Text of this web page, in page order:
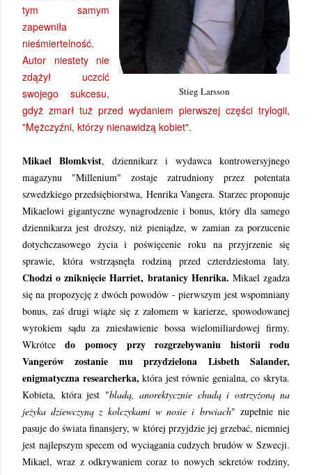
Stieg Larsson
tym samym
zapewniła
nieśmiertelność.
Autor niestety nie
zdążył uczcić
swojego sukcesu,
gdyż zmarł tuż przed wydaniem pierwszej części trylogii,
"Mężczyźni, którzy nienawidzą kobiet".
Mikael Blomkvist, dziennikarz i wydawca kontrowersyjnego
magazynu "Millenium" zostaje zatrudniony przez potentata
szwedzkiego przedsiębiorstwa, Henrika Vangera. Starzec proponuje
Mikaelowi gigantyczne wynagrodzenie i bonus, który dla samego
dziennikarza jest droższy, niż pieniądze, w zamian za porzucenie
dotychczasowego życia i poświęcenie roku na przyjrzenie się
sprawie, która wstrząsnęła rodziną przed czterdziestoma laty.
Chodzi o zniknięcie Harriet, bratanicy Henrika. Mikael zgadza
się na propozycję z dwóch powodów - pierwszym jest wspomniany
bonus, zaś drugi wiąże się z załomem w karierze, spowodowanej
wyrokiem sądu za zniesławienie bossa wielomiliardowej firmy.
Wkrótcedo pomocy przy rozgrzebywaniu historii rodu
Vangerów zostanie mu przydzielona Lisbeth Salander,
enigmatyczna researcherka, która jest równie genialna, co skryta.
Kobieta, która jest "bladą, anorektycznie chudą i ostrzyżoną na
jeżyka dziewczyną z kolczykami w nosie i brwiach" zupełnie nie
pasuje do świata finansjery, w której przyjdzie jej grzebać, niemniej
jest najlepszym specem od wyciągania cudzych brudów w Szwecji.
Mikael, wraz z odkrywaniem coraz to nowych sekretów rodziny,